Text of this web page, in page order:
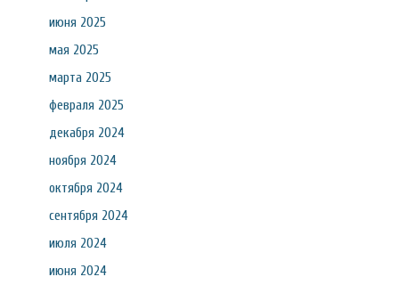
июня 2025
мая 2025
марта 2025
февраля 2025
декабря 2024
ноября 2024
октября 2024
сентября 2024
июля 2024
июня 2024